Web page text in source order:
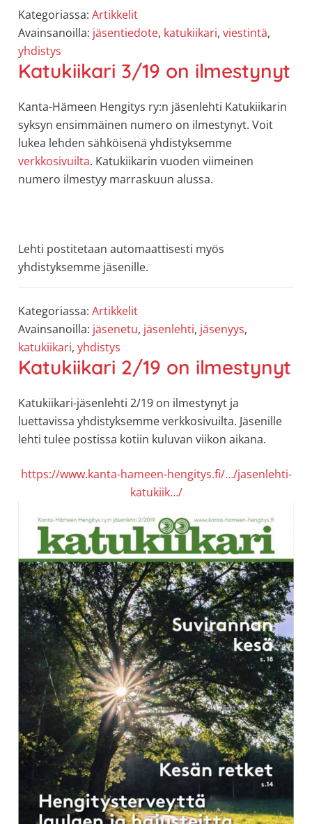
Kategoriassa: Artikkelit
Avainsanoilla: jäsentiedote, katukiikari, viestintä,
yhdistys
Katukiikari 3/19 on ilmestynyt
Kanta-Hämeen Hengitys ry:n jäsenlehti Katukiikarin
syksyn ensimmäinen numero on ilmestynyt. Voit
lukea lehden sähköisenä yhdistyksemme
verkkosivuilta. Katukiikarin vuoden viimeinen
numero ilmestyy marraskuun alussa.
Lehti postitetaan automaattisesti myös
yhdistyksemme jäsenille.
Kategoriassa: Artikkelit
Avainsanoilla: jäsenetu, jäsenlehti, jäsenyys,
katukiikari, yhdistys
Katukiikari 2/19 on ilmestynyt
Katukiikari-jäsenlehti 2/19 on ilmestynyt ja
luettavissa yhdistyksemme verkkosivuilta. Jäsenille
lehti tulee postissa kotiin kuluvan viikon aikana.
https://www.kanta-hameen-hengitys.fi/…/jasenlehti-
katukiik…/